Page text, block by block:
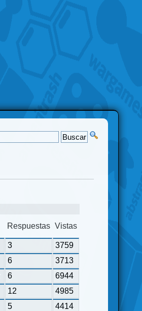
Respuestas Vistas
3
3759
6
3713
6
6944
12
4985
5
4414